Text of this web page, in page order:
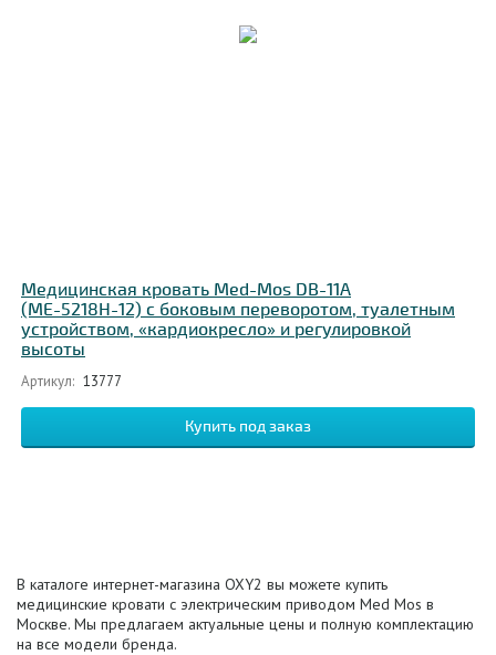
Медицинская кровать Med-Mos DB-11А
(МЕ-5218Н-12) с боковым переворотом, туалетным
устройством, «кардиокресло» и регулировкой
высоты
Артикул: 13777
В каталоге интернет-магазина OXY2 вы можете купить
медицинские кровати с электрическим приводом Med Mos в
Москве. Мы предлагаем актуальные цены и полную комплектацию
на все модели бренда.